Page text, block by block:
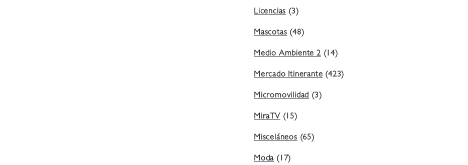
Licencias(3)
Mascotas(48)
Medio Ambiente 2(14)
Mercado Itinerante(423)
Micromovilidad(3)
MiraTV(15)
Misceláneos(65)
Moda(17)